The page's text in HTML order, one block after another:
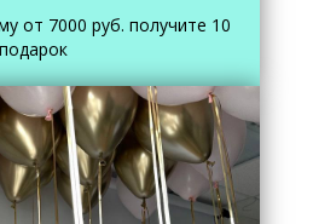
от 7000 руб. получите 10